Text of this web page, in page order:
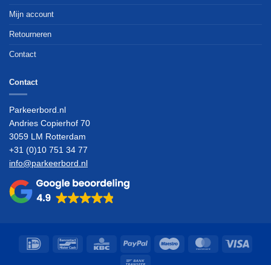
Mijn account
Retourneren
Contact
Contact
Parkeerbord.nl
Andries Copierhof 70
3059 LM Rotterdam
+31 (0)10 751 34 77
info@parkeerbord.nl
IDeal Bancontact KBC PayPal Maestro MasterCard